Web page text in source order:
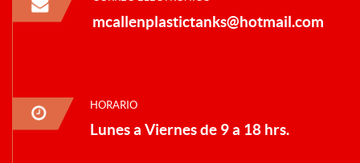
mcallenplastictanks@hotmail.com
HORARIO
Lunes a Viernes de 9 a 18 hrs.